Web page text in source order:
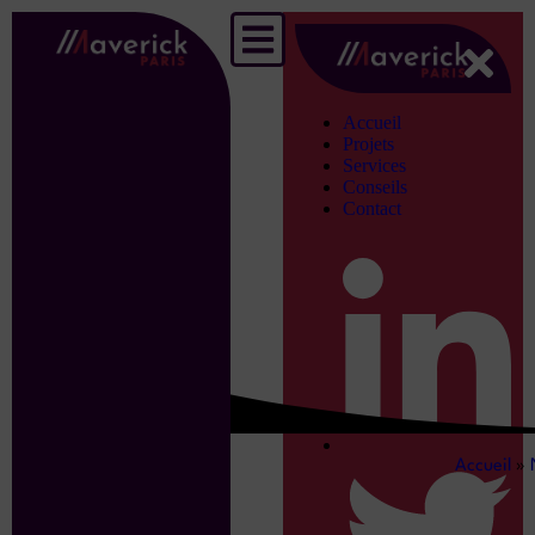
Accueil
Projets
Services
Conseils
Contact
Accueil »